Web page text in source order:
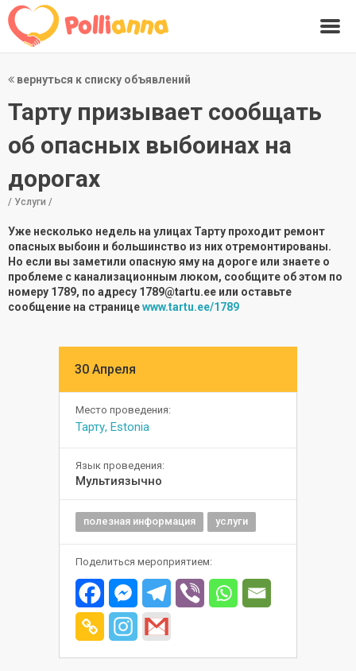
вернуться к списку объявлений
Тарту призывает сообщать
об опасных выбоинах на
дорогах
/ Услуги /
Уже несколько недель на улицах Тарту проходит ремонт
опасных выбоин и большинство из них отремонтированы.
Но если вы заметили опасную яму на дороге или знаете о
проблеме с канализационным люком, сообщите об этом по
номеру 1789, по адресу 1789@tartu.ee или оставьте
сообщение на страницеwww.tartu.ee/1789
30 Апреля
Место проведения:
Тарту, Estonia
Язык проведения:
Мультиязычно
полезная информация услуги
Поделиться мероприятием: